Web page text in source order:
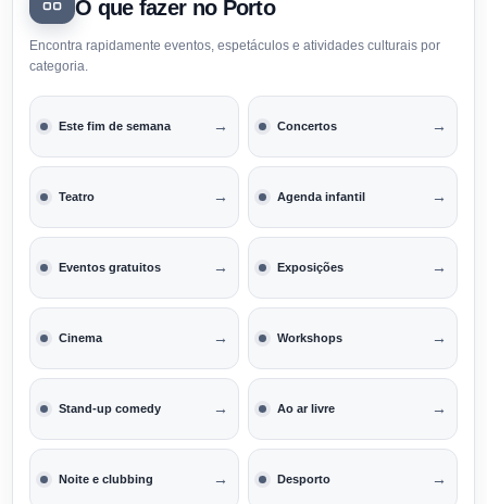
O que fazer no Porto
Encontra rapidamente eventos, espetáculos e atividades culturais por
categoria.
Este fim de semana → Concertos →
Teatro → Agenda infantil →
Eventos gratuitos → Exposições →
Cinema → Workshops →
Stand-up comedy → Ao ar livre →
Noite e clubbing → Desporto →